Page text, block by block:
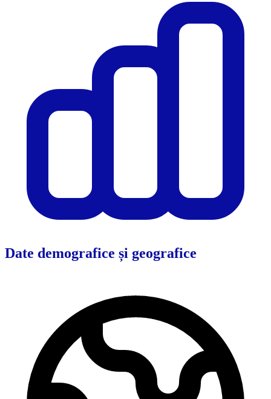
Date demografice și geografice